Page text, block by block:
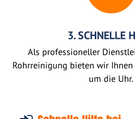
3. SCHNELLE
Als professioneller
Rohrreinigung bieten wir
um die Uhr.